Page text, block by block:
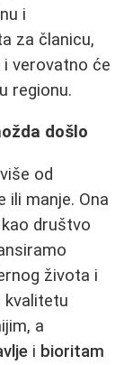
i
za članicu,
verovatno će
regionu.
došlo
od
ili manje. Ona
društvo
života i
a
i bioritam